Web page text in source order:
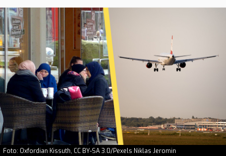
Foto: Oxfordian Kissuth, CC BY-SA 3.0/Pexels Niklas Jeromin